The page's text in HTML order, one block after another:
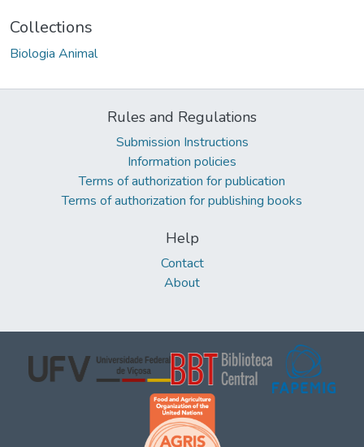
Collections
Biologia Animal
Rules and Regulations
Submission Instructions
Information policies
Terms of authorization for publication
Terms of authorization for publishing books
Help
Contact
About